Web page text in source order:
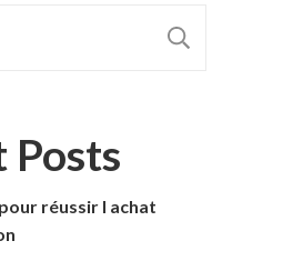
Posts
réussir l achat